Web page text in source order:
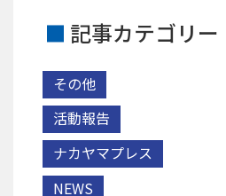
記事カテゴリー
その他
活動報告
ナカヤマプレス
NEWS